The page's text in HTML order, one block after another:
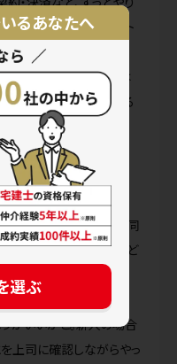
ない人だとその期間スト
がいいというわけでは
者かどうかを重視される
るかなどでしょうか。
ればわかります。
と思ったら、買主様も同
しわ、髪がぼさぼさなど
がいいかと。新人の場合
上司に確認しながらやっ
るあなたへ
選ぶ